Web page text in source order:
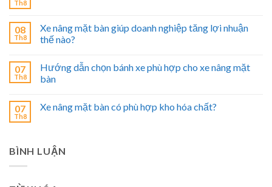
Th8
08
Th8
Xe nâng mặt bàn giúp doanh nghiệp tăng lợi nhuận
thế nào?
07
Th8
Hướng dẫn chọn bánh xe phù hợp cho xe nâng mặt
bàn
07
Th8
Xe nâng mặt bàn có phù hợp kho hóa chất?
BÌNH LUẬN